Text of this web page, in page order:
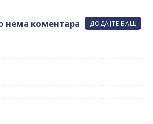
нема коментара ДОДАЈТЕ ВАШ